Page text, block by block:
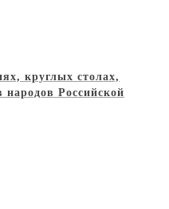
круглых столах,
Российской